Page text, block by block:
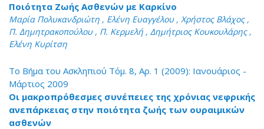
Ποιότητα Ζωής Ασθενών με Καρκίνο
Μαρία Πολυκανδριώτη , Eλένη Ευαγγέλου , Χρήστος Βλάχος ,
Π. Δημητρακοπούλου , Π. Κερμελή , Δημήτριος Κουκουλάρης ,
Ελένη Κυρίτση
Το Βήμα του Ασκληπιού Τόμ. 8, Αρ. 1 (2009): Ιανουάριος -
Μάρτιος 2009
Οι μακροπρόθεσμες συνέπειες της χρόνιας νεφρικής
ανεπάρκειας στην ποιότητα ζωής των ουραιμικών
ασθενών